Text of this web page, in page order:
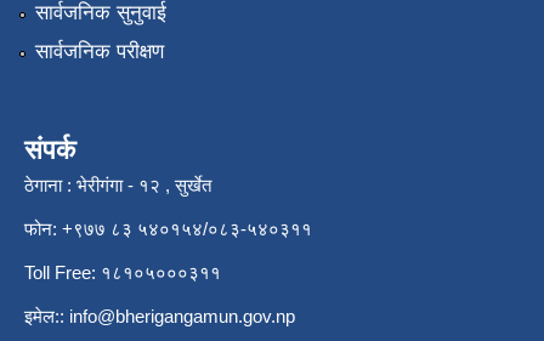
सार्वजनिक सुनुवाई
सार्वजनिक परीक्षण
संपर्क
ठेगाना : भेरीगंगा - १२ , सुर्खेत
फोन: +९७७ ८३ ५४०१५४/०८३-५४०३११
Toll Free: १८१०५०००३११
इमेल:: info@bherigangamun.gov.np